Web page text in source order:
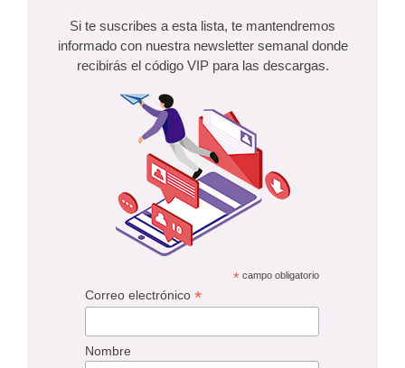
Si te suscribes a esta lista, te mantendremos
informado con nuestra newsletter semanal donde
recibirás el código VIP para las descargas.
* campo obligatorio
Correo electrónico*
Nombre